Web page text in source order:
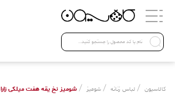
دسته بندی ها
Open submenu ( لباس زنانه )
لباس زنانه
لباس مردانه
کالاسیون / لباس زنانه / شومیز / شومیز نخ یقه هفت میلکی زارا